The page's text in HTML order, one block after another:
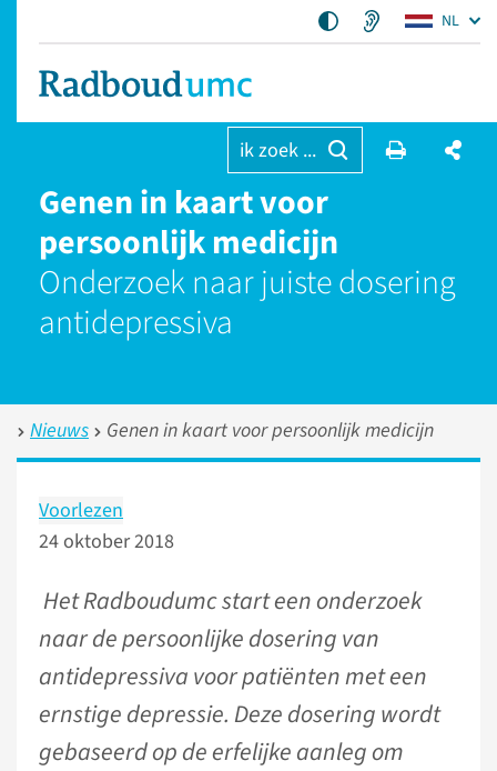
NL
ik zoek ...
Genen in kaart voor
persoonlijk medicijn
Onderzoek naar juiste dosering
antidepressiva
Nieuws Genen in kaart voor persoonlijk medicijn
Voorlezen
24 oktober 2018
Het Radboudumc start een onderzoek
naar de persoonlijke dosering van
antidepressiva voor patiënten met een
ernstige depressie. Deze dosering wordt
gebaseerd op de erfelijke aanleg om